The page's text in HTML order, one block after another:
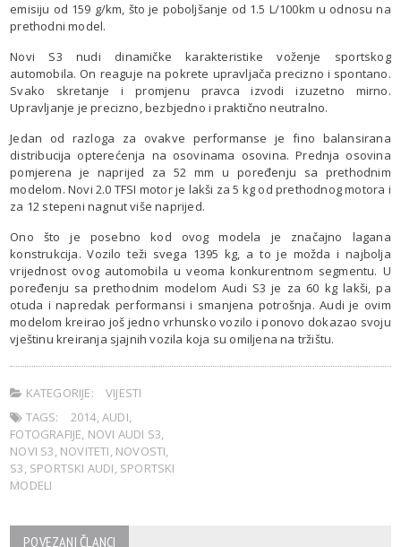
emisiju od 159 g/km, što je poboljšanje od 1.5 L/100km u odnosu na
prethodni model.
Novi S3 nudi dinamičke karakteristike voženje sportskog
automobila. On reaguje na pokrete upravljača precizno i spontano.
Svako skretanje i promjenu pravca izvodi izuzetno mirno.
Upravljanje je precizno, bezbjedno i praktično neutralno.
Jedan od razloga za ovakve performanse je fino balansirana
distribucija opterećenja na osovinama osovina. Prednja osovina
pomjerena je naprijed za 52 mm u poređenju sa prethodnim
modelom. Novi 2.0 TFSI motor je lakši za 5 kg od prethodnog motora i
za 12 stepeni nagnut više naprijed.
Ono što je posebno kod ovog modela je značajno lagana
konstrukcija. Vozilo teži svega 1395 kg, a to je možda i najbolja
vrijednost ovog automobila u veoma konkurentnom segmentu. U
poređenju sa prethodnim modelom Audi S3 je za 60 kg lakši, pa
otuda i napredak performansi i smanjena potrošnja. Audi je ovim
modelom kreirao još jedno vrhunsko vozilo i ponovo dokazao svoju
vještinu kreiranja sjajnih vozila koja su omiljena na tržištu.
KATEGORIJE:
VIJESTI
TAGS:
2014,AUDI,
FOTOGRAFIJE, NOVI AUDI S3,
NOVI S3, NOVITETI, NOVOSTI,
S3, SPORTSKI AUDI, SPORTSKI
MODELI
POVEZANI ČLANCI